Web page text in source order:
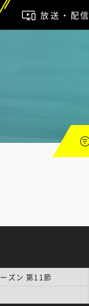
放送・配信
ズン 第11節